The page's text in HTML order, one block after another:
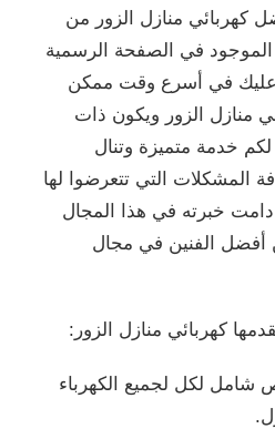
كهربائي منازل الزور من
الموجود في الصفحة الرسمية
عليك في أسرع وقت ممكن
منازل الزور ويكون ذات
خدمة متميزة وتنال
المشكلات التي تتعرضوا لها
خبرته في هذا المجال
أفضل الفنين في مجال
كهربائي منازل الزور:
شامل لكل لجميع الكهرباء